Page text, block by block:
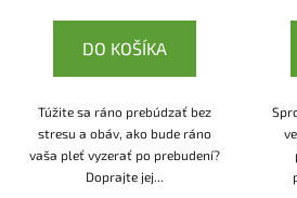
DO KOŠÍKA
Túžite sa ráno prebúdzať bez
stresu a obáv, ako bude ráno
vaša pleť vyzerať po prebudení?
Doprajte jej...